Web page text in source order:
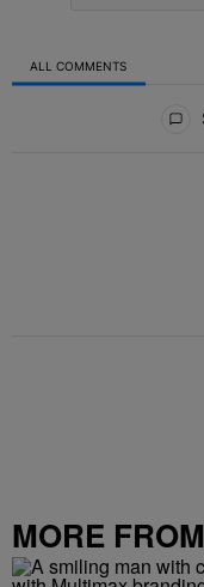
ALL COMMENTS
MORE